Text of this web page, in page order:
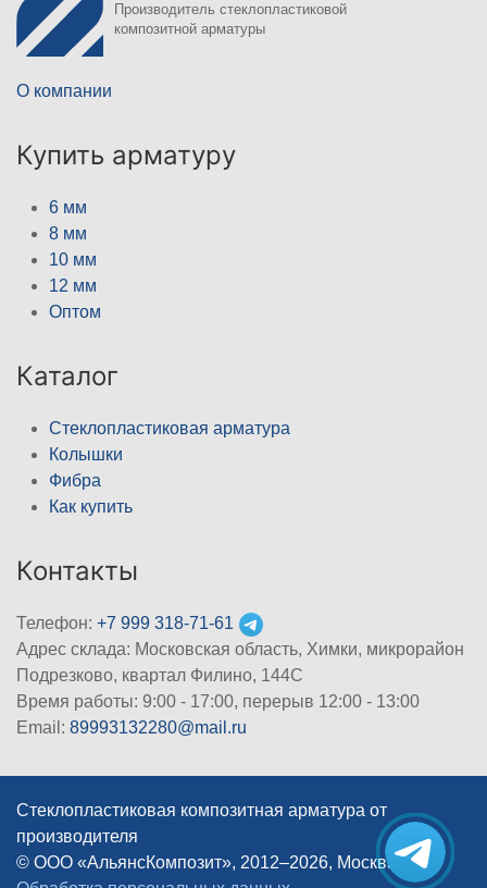
Производитель стеклопластиковой
композитной арматуры
О компании
Купить арматуру
6 мм
8 мм
10 мм
12 мм
Оптом
Каталог
Стеклопластиковая арматура
Колышки
Фибра
Как купить
Контакты
Телефон: +7 999 318-71-61
Адрес склада: Московская область, Химки, микрорайон
Подрезково, квартал Филино, 144С
Время работы: 9:00 - 17:00, перерыв 12:00 - 13:00
Email: 89993132280@mail.ru
Стеклопластиковая композитная арматура от
производителя
© ООО «АльянсКомпозит», 2012–2026, Москва
|